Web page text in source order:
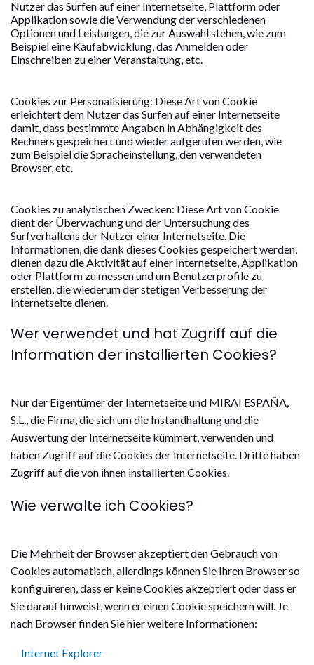
Nutzer das Surfen auf einer Internetseite, Plattform oder
Applikation sowie die Verwendung der verschiedenen
Optionen und Leistungen, die zur Auswahl stehen, wie zum
Beispiel eine Kaufabwicklung, das Anmelden oder
Einschreiben zu einer Veranstaltung, etc.
Cookies zur Personalisierung: Diese Art von Cookie
erleichtert dem Nutzer das Surfen auf einer Internetseite
damit, dass bestimmte Angaben in Abhängigkeit des
Rechners gespeichert und wieder aufgerufen werden, wie
zum Beispiel die Spracheinstellung, den verwendeten
Browser, etc.
Cookies zu analytischen Zwecken: Diese Art von Cookie
dient der Überwachung und der Untersuchung des
Surfverhaltens der Nutzer einer Internetseite. Die
Informationen, die dank dieses Cookies gespeichert werden,
dienen dazu die Aktivität auf einer Internetseite, Applikation
oder Plattform zu messen und um Benutzerprofile zu
erstellen, die wiederum der stetigen Verbesserung der
Internetseite dienen.
Wer verwendet und hat Zugriff auf die
Information der installierten Cookies?
Nur der Eigentümer der Internetseite und MIRAI ESPAÑA,
S.L., die Firma, die sich um die Instandhaltung und die
Auswertung der Internetseite kümmert, verwenden und
haben Zugriff auf die Cookies der Internetseite. Dritte haben
Zugriff auf die von ihnen installierten Cookies.
Wie verwalte ich Cookies?
Die Mehrheit der Browser akzeptiert den Gebrauch von
Cookies automatisch, allerdings können Sie Ihren Browser so
konfiguireren, dass er keine Cookies akzeptiert oder dass er
Sie darauf hinweist, wenn er einen Cookie speichern will. Je
nach Browser finden Sie hier weitere Informationen:
Internet Explorer